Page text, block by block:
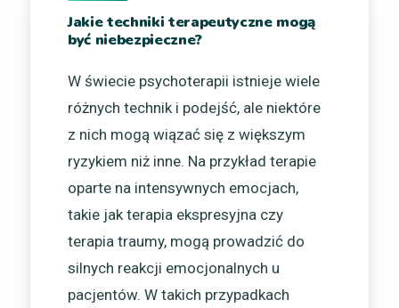
Jakie techniki terapeutyczne mogą
być niebezpieczne?
W świecie psychoterapii istnieje wiele
różnych technik i podejść, ale niektóre
z nich mogą wiązać się z większym
ryzykiem niż inne. Na przykład terapie
oparte na intensywnych emocjach,
takie jak terapia ekspresyjna czy
terapia traumy, mogą prowadzić do
silnych reakcji emocjonalnych u
pacjentów. W takich przypadkach